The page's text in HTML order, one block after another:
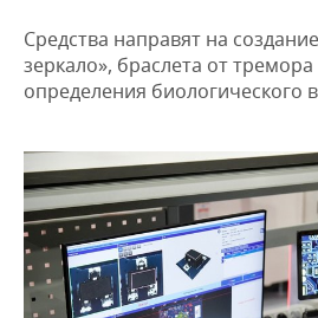
ДЕКЛАРАЦИИ О ДОХОДАХ
КОРОЛИ ГОСЗАКАЗА ПФО
КОМУ ПРИНАДЛЕЖАТ
ТОРГОВЫЕ ЦЕНТРЫ
ТАТАРСТАНА
НОВОСТИ ЭКОНОМИКИ
ФИНАНСЫ
БЮДЖЕТ
ИНВЕСТИЦИИ
ПРОМЫШЛЕННОСТЬ
НОВОСТИ
ПРОМЫШЛЕННОСТИ
АГРОПРОМ
МАШИНОСТРОЕНИЕ
НЕФТЕХИМИЯ
НЕДВИЖИМОСТЬ
НОВОСТИ АВТО
БИЗНЕС
НОВОСТИ БИЗНЕСА
РОЗНИЧНАЯ ТОРГОВЛЯ
ТЕХНОЛОГИИ
НОВОСТИ ТЕХНОЛОГИЙ
МЕРОПРИЯТИЯ
Средства направят на
зеркало», браслета от
определения биологического